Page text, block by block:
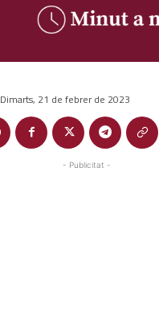
Dimarts, 21 de febrer de 2023
- Publicitat -